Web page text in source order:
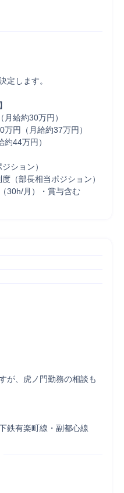
定します。
月給約30万円）
万円（月給約37万円）
44万円）
ション）
（部長相当ポジション）
30h/月）・賞与含む
が、虎ノ門勤務の相談も
鉄有楽町線・副都心線